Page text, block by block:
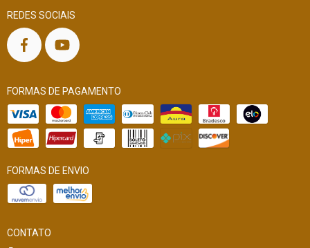
REDES SOCIAIS
FORMAS DE PAGAMENTO
FORMAS DE ENVIO
CONTATO